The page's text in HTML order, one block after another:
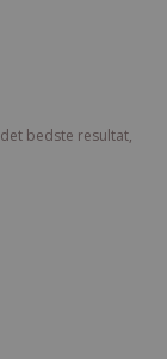
bedste resultat,